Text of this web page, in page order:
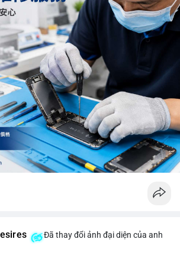
sát dòng tiền đổ vào sàn giao dịch tập
#tichluydaihan #phienau #btcmempool
Đã thay đổi ảnh đại diện của anh